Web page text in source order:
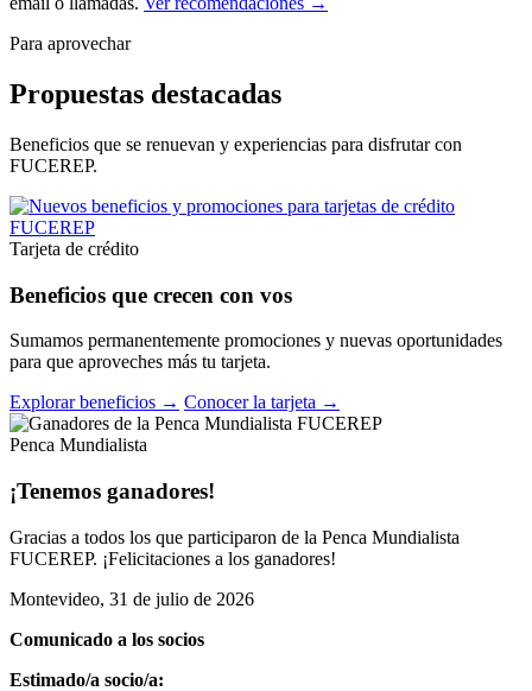
Para aprovechar
Propuestas destacadas
Beneficios que se renuevan y experiencias para disfrutar con
FUCEREP.
Tarjeta de crédito
Beneficios que crecen con vos
Sumamos permanentemente promociones y nuevas oportunidades
para que aproveches más tu tarjeta.
Explorar beneficios → Conocer la tarjeta →
Penca Mundialista
¡Tenemos ganadores!
Gracias a todos los que participaron de la Penca Mundialista
FUCEREP. ¡Felicitaciones a los ganadores!
Montevideo, 31 de julio de 2026
Comunicado a los socios
Estimado/a socio/a: